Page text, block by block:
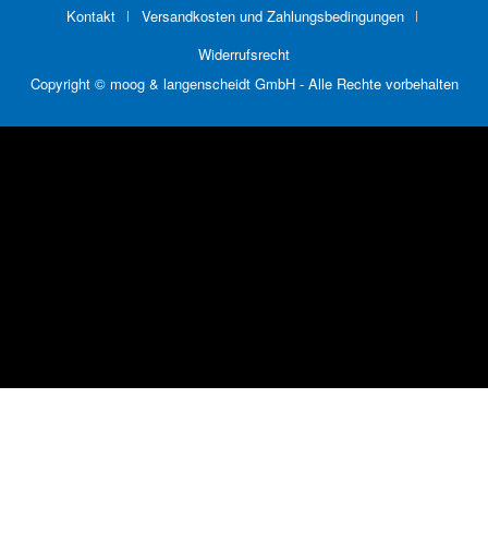
Kontakt
Versandkosten und Zahlungsbedingungen
Widerrufsrecht
Copyright © moog & langenscheidt GmbH - Alle Rechte vorbehalten